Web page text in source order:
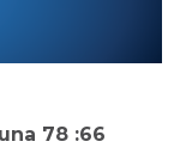
78 :66